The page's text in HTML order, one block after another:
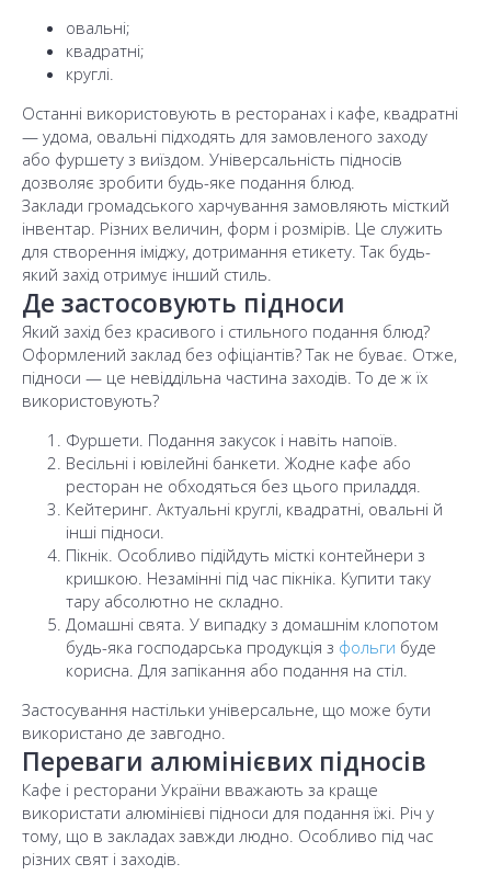
овальні;
квадратні;
круглі.
Останні використовують в ресторанах і кафе, квадратні
— удома, овальні підходять для замовленого заходу
або фуршету з виїздом. Універсальність підносів
дозволяє зробити будь-яке подання блюд.
Заклади громадського харчування замовляють місткий
інвентар. Різних величин, форм і розмірів. Це служить
для створення іміджу, дотримання етикету. Так будь-
який захід отримує інший стиль.
Де застосовують підноси
Який захід без красивого і стильного подання блюд?
Оформлений заклад без офіціантів? Так не буває. Отже,
підноси — це невіддільна частина заходів. То де ж їх
використовують?
Фуршети. Подання закусок і навіть напоїв.
Весільні і ювілейні банкети. Жодне кафе або
ресторан не обходяться без цього приладдя.
Кейтеринг. Актуальні круглі, квадратні, овальні й
інші підноси.
Пікнік. Особливо підійдуть місткі контейнери з
кришкою. Незамінні під час пікніка. Купити таку
тару абсолютно не складно.
Домашні свята. У випадку з домашнім клопотом
будь-яка господарська продукція з фольги буде
корисна. Для запікання або подання на стіл.
Застосування настільки універсальне, що може бути
використано де завгодно.
Переваги алюмінієвих підносів
Кафе і ресторани України вважають за краще
використати алюмінієві підноси для подання їжі. Річ у
тому, що в закладах завжди людно. Особливо під час
різних свят і заходів.